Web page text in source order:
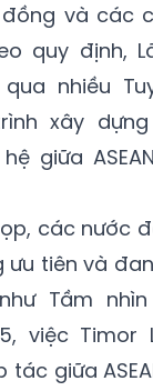
và các
quy định,
nhiều
xây
hệ giữa
các nước
ưu tiên và
Tầm
việc Timor
tác giữa